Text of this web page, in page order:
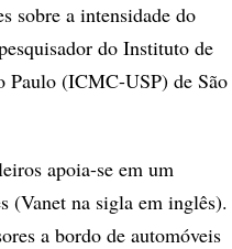
sobre a intensidade do
do Instituto de
Paulo (ICMC-USP) de São
apoia-se em um
(Vanet na sigla em inglês).
a bordo de automóveis